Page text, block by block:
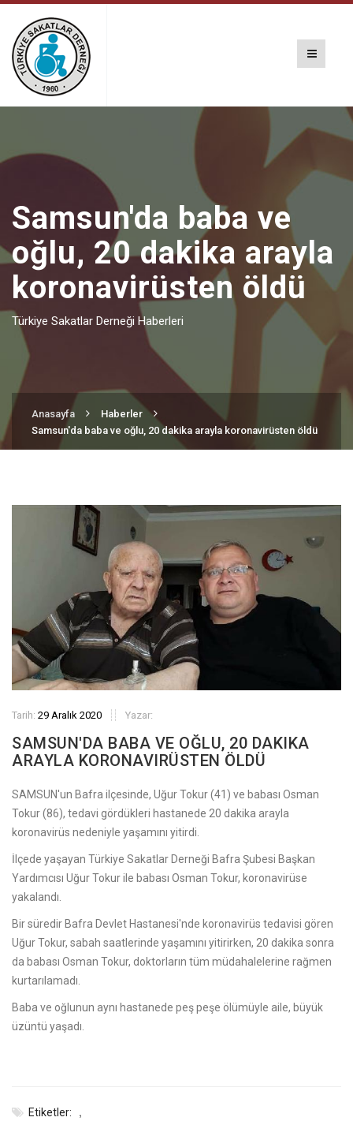
Samsun'da baba ve
oğlu, 20 dakika arayla
koronavirüsten öldü
Türkiye Sakatlar Derneği Haberleri
Anasayfa
Haberler
Samsun'da baba ve oğlu, 20 dakika arayla koronavirüsten öldü
Tarih: 29 Aralık 2020 Yazar:
SAMSUN'DA BABA VE OĞLU, 20 DAKIKA
ARAYLA KORONAVIRÜSTEN ÖLDÜ
SAMSUN'un Bafra ilçesinde, Uğur Tokur (41) ve babası Osman
Tokur (86), tedavi gördükleri hastanede 20 dakika arayla
koronavirüs nedeniyle yaşamını yitirdi.
İlçede yaşayan Türkiye Sakatlar Derneği Bafra Şubesi Başkan
Yardımcısı Uğur Tokur ile babası Osman Tokur, koronavirüse
yakalandı.
Bir süredir Bafra Devlet Hastanesi'nde koronavirüs tedavisi gören
Uğur Tokur, sabah saatlerinde yaşamını yitirirken, 20 dakika sonra
da babası Osman Tokur, doktorların tüm müdahalelerine rağmen
kurtarılamadı.
Baba ve oğlunun aynı hastanede peş peşe ölümüyle aile, büyük
üzüntü yaşadı.
Etiketler: ,